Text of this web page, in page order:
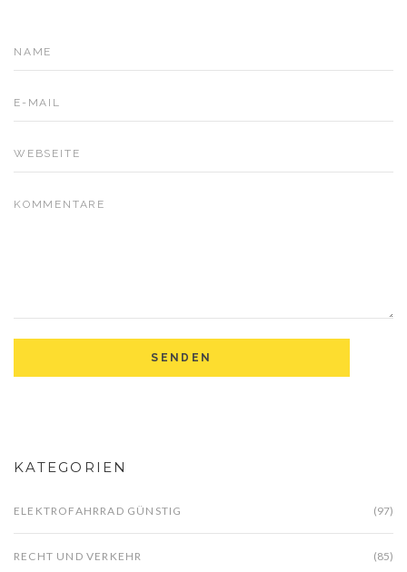
KATEGORIEN
ELEKTROFAHRRAD GÜNSTIG (97)
RECHT UND VERKEHR (85)